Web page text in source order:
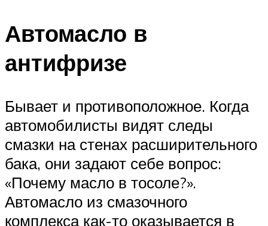
Автомасло в
антифризе
Бывает и противоположное. Когда
автомобилисты видят следы
смазки на стенах расширительного
бака, они задают себе вопрос:
«Почему масло в тосоле?».
Автомасло из смазочного
комплекса как-то оказывается в